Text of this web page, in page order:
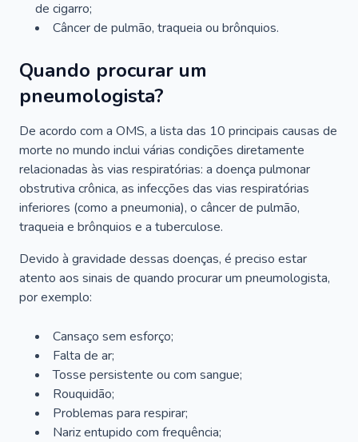
de cigarro;
Câncer de pulmão, traqueia ou brônquios.
Quando procurar um
pneumologista?
De acordo com a OMS, a lista das 10 principais causas de
morte no mundo inclui várias condições diretamente
relacionadas às vias respiratórias: a doença pulmonar
obstrutiva crônica, as infecções das vias respiratórias
inferiores (como a pneumonia), o câncer de pulmão,
traqueia e brônquios e a tuberculose.
Devido à gravidade dessas doenças, é preciso estar
atento aos sinais de quando procurar um pneumologista,
por exemplo:
Cansaço sem esforço;
Falta de ar;
Tosse persistente ou com sangue;
Rouquidão;
Problemas para respirar;
Nariz entupido com frequência;